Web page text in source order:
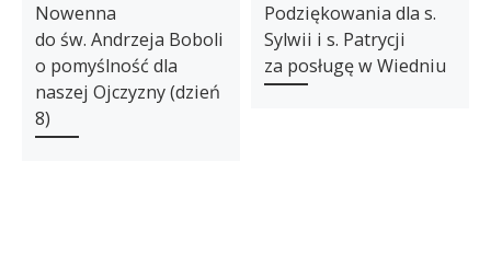
Nowenna
do św. Andrzeja Boboli
o pomyślność dla
naszej Ojczyzny (dzień
8)
Podziękowania dla s.
Sylwii i s. Patrycji
za posługę w Wiedniu